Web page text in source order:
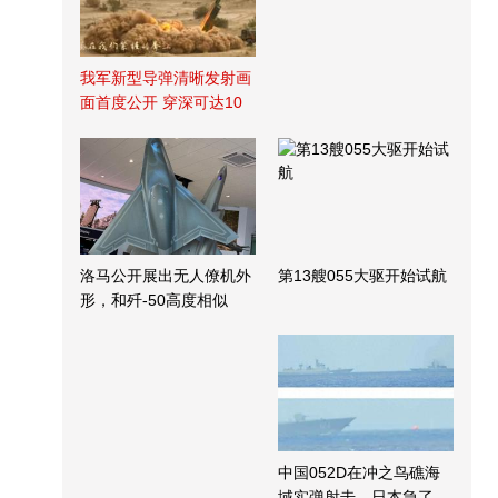
我军新型导弹清晰发射画
面首度公开 穿深可达10
洛马公开展出无人僚机外
形，和歼-50高度相似
第13艘055大驱开始试航
中国052D在冲之鸟礁海